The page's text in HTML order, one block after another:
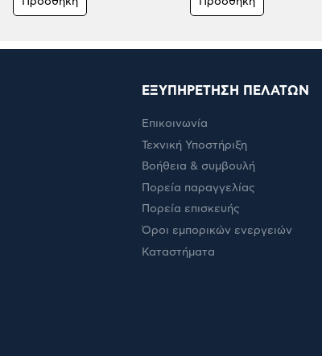
ΕΞΥΠΗΡΕΤΗΣΗ ΠΕΛΑΤΩΝ
Επικοινωνία
Τεχνική Υποστήριξη
Βοήθεια & συμβουλή
Πορεία παραγγελίας
Πορεία επισκευής
Όροι εμπορικών ενεργειών
Καταστήματα